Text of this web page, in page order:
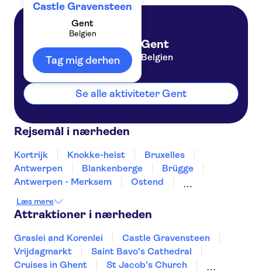
Castle Gravensteen
Gent
Belgien
Tag mig derhen
Gent
Belgien
Se alle aktiviteter Gent
Rejsemål i nærheden
Kortrijk Knokke-heist
Bruxelles
Antwerpen
Blankenberge
Brügge
Antwerpen - Merksem
Ostend
Leuven
Turnhout Namur
Læs mere
Attraktioner i nærheden
Graslei and Korenlei
Castle Gravensteen
Vrijdagmarkt
Saint Bavo's Cathedral
Cruises in Ghent
St Jacob's Church